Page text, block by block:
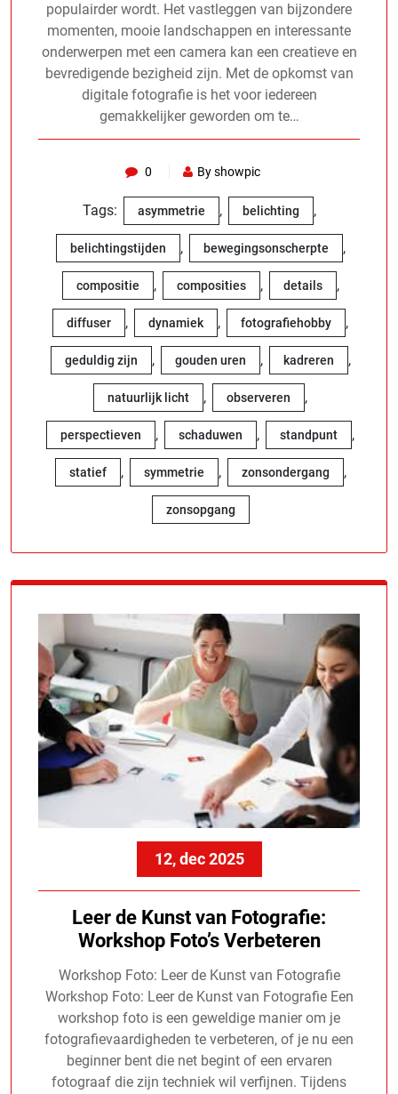
populairder wordt. Het vastleggen van bijzondere
momenten, mooie landschappen en interessante
onderwerpen met een camera kan een creatieve en
bevredigende bezigheid zijn. Met de opkomst van
digitale fotografie is het voor iedereen
gemakkelijker geworden om te…
0 By showpic
Tags: asymmetrie , belichting ,
belichtingstijden , bewegingsonscherpte ,
compositie , composities , details ,
diffuser , dynamiek , fotografiehobby ,
geduldig zijn , gouden uren , kadreren ,
natuurlijk licht , observeren ,
perspectieven , schaduwen , standpunt ,
statief , symmetrie , zonsondergang ,
zonsopgang
12, dec 2025
Leer de Kunst van Fotografie:
Workshop Foto’s Verbeteren
Workshop Foto: Leer de Kunst van Fotografie
Workshop Foto: Leer de Kunst van Fotografie Een
workshop foto is een geweldige manier om je
fotografievaardigheden te verbeteren, of je nu een
beginner bent die net begint of een ervaren
fotograaf die zijn techniek wil verfijnen. Tijdens